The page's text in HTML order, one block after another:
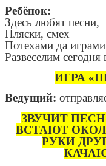
Ребёнок:
Здесь любят песни,
Пляски, смех
Потехами да играми
Развеселим сегодня
ИГРА
Ведущий:
ЗВУЧИТ
ВСТАЮТ
РУКИ